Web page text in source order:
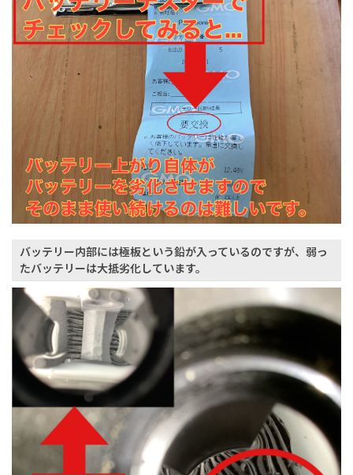
バッテリー内部には極板という鉛が入っているのですが、弱っ
たバッテリーは大抵劣化しています。